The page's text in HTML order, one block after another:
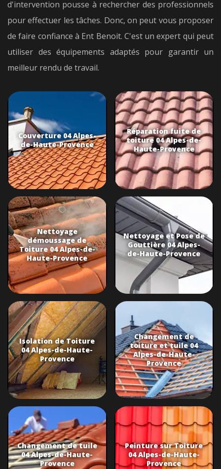
d'intervention pousse à rechercher des professionnels
pour effectuer les tâches. Donc, on peut vous proposer
de faire confiance à Ent Benoit. C'est un expert qui peut
utiliser des équipements adaptés pour garantir un
meilleur rendu de travail.
Couverture 04 Alpes-
de-Haute-Provence
Réparation fuite de
toiture 04 Alpes-de-
Haute-Provence
Nettoyage
démoussage de
Toiture 04 Alpes-de-
Haute-Provence
Nettoyage et Pose de
Gouttière 04 Alpes-
de-Haute-Provence
Isolation de Toiture
04 Alpes-de-Haute-
Provence
Changement de
toiture et tuile 04
Alpes-de-Haute-
Provence
Changement de tuile
04 Alpes-de-Haute-
Provence
Peinture sur Toiture
04 Alpes-de-Haute-
Provence